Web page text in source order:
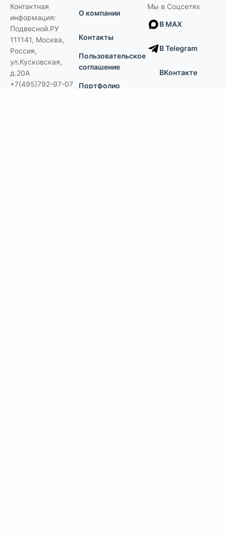
Контактная
информация:
Подвесной.РУ
111141, Москва,
Россия,
ул.Кусковская,
д.20А
+7(495)792-97-07
О компании
Контакты
Пользовательское
соглашение
Портфолио
Мы в Соцсетях
В MAX
В Telegram
ВКонтакте